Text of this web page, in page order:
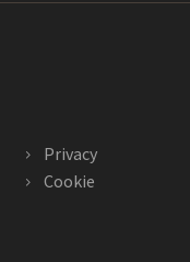
Privacy
Cookie